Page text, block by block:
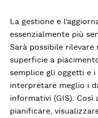
La gestione e
essenzialmente più
Sarà possibile
superficie a
semplice gli oggetti e
interpretare meglio i
informativi (GIS).
pianificare,